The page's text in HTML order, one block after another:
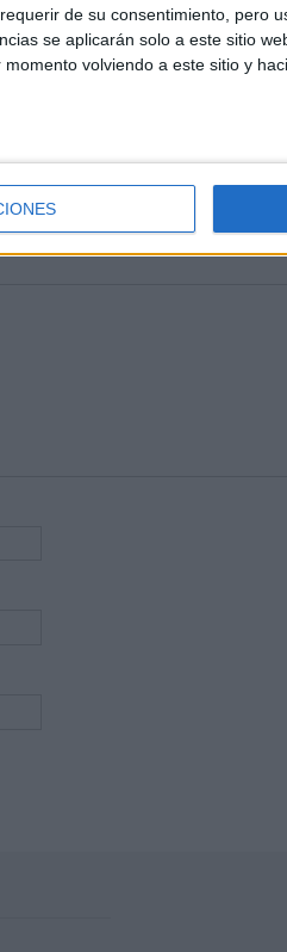
de su consentimiento, pero
se aplicarán solo a este sitio
volviendo a este sitio y
es la apuesta personal de dos
los encargados de los contenidos que
parte del tiempo, que sus tareas
permite.
Los campos obligatorios están